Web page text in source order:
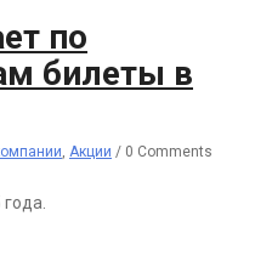
по
билеты в
, Акции / 0 Comments